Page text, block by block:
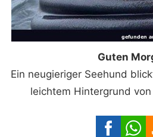
Guten
Ein neugieriger Seehund
leichtem Hintergrund